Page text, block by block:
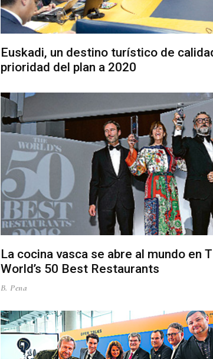
Euskadi, un destino turístico de
prioridad del plan a 2020
La cocina vasca se abre al mundo en
World’s 50 Best Restaurants
B. Pena